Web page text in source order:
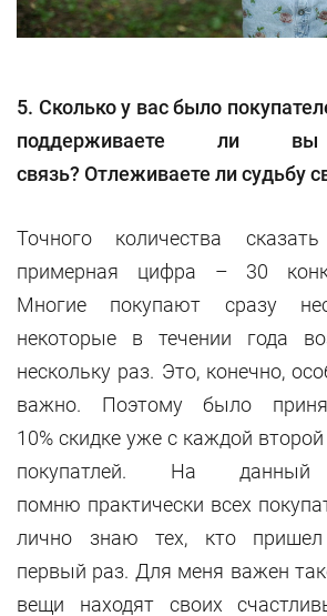
5. Сколько у вас было
поддерживаете ли
связь? Отлеживаете ли судьбу
Точного количества
примерная цифра – 30
Многие покупают сразу
некоторые в течении года
нескольку раз. Это, конечно,
важно. Поэтому было
10% скидке уже с каждой
покупатлей. На
помню практически всех
лично знаю тех, кто
первый раз. Для меня важен
вещи находят своих